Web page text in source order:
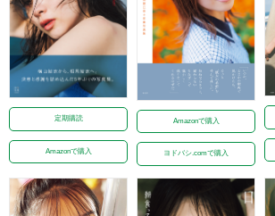
定期購読
Amazonで購入
Amazonで購入
ヨドバシ.comで購入